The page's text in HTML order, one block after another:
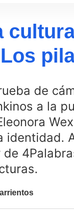
de
a la
identidad.